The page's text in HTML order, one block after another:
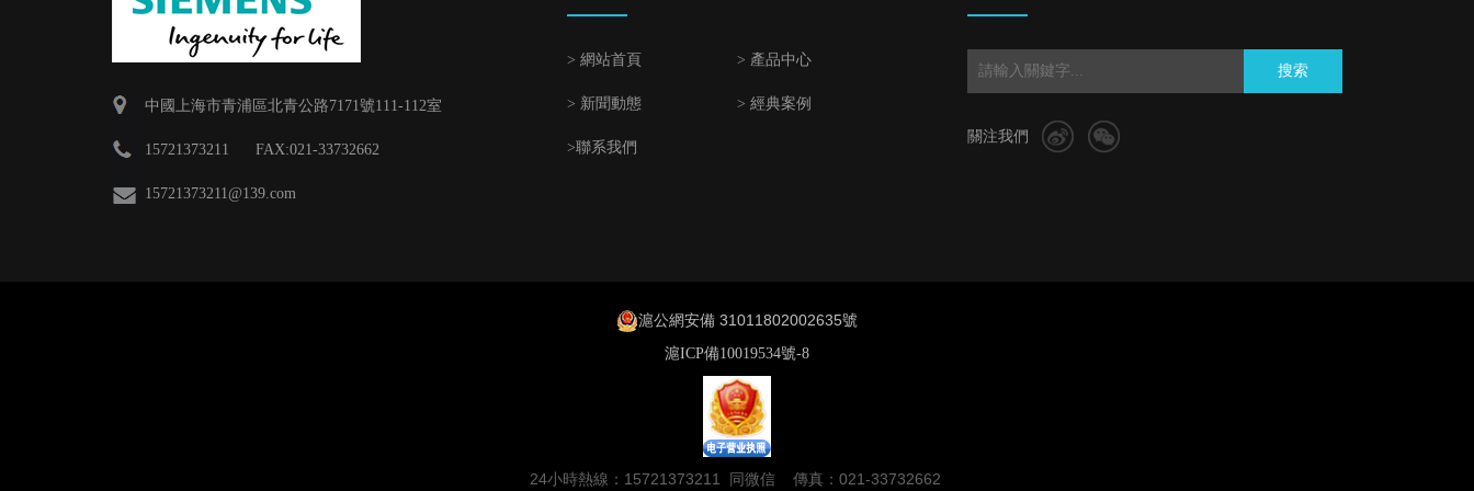
中國上海市青浦區北青公路7171號111-112室
15721373211 FAX:021-33732662
15721373211@139.com
> 網站首頁 > 產品中心
> 新聞動態 > 經典案例
>聯系我們
搜索
關注我們
滬公網安備 31011802002635號
滬ICP備10019534號-8
24小時熱線：15721373211 同微信 傳真：021-33732662